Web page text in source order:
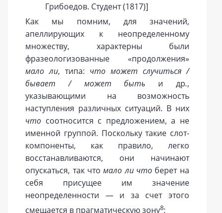
Грибоедов. Студент (1817)]
Как мы помним, для значений,
апеллирующих к неопределенному
множеству, характерны были
фразеологизованные «продолжения»
мало ли, типа: что может случиться /
бывает / может быть и др.,
указывающими на возможность
наступления различных ситуаций. В них
что соотносится с предложением, а не
именной группой. Поскольку такие слот-
компоненты, как правило, легко
восстанавливаются, они начинают
опускаться, так чтомало ли что берет на
себя присущее им значение
неопределенности — и за счет этого
смещается в прагматическую зону8: